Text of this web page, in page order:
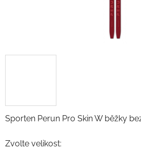
Sporten Perun Pro Skin W běžky
Zvolte velikost: